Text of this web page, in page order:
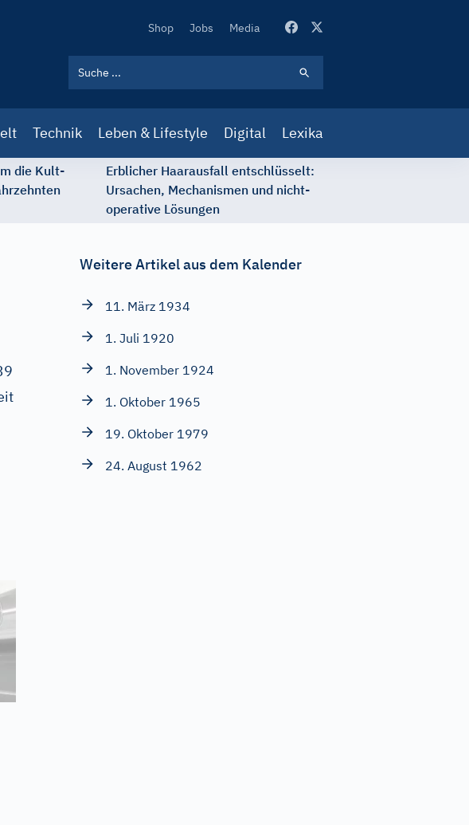
Secondary
Shop Jobs Media
Technik Leben & Lifestyle Digital Lexika
die Kult-
Erblicher Haarausfall entschlüsselt:
Ursachen, Mechanismen und nicht-
operative Lösungen
Weitere Artikel aus dem Kalender
11. März 1934
1. Juli 1920
1. November 1924
1. Oktober 1965
19. Oktober 1979
24. August 1962